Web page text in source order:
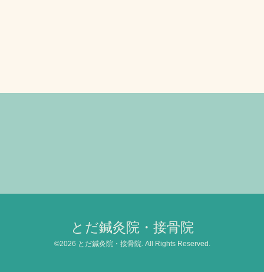
とだ鍼灸院・接骨院
©2026 とだ鍼灸院・接骨院. All Rights Reserved.